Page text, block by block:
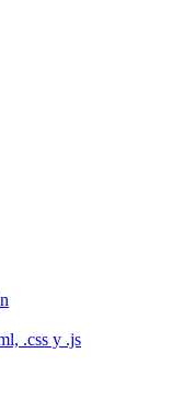
.css y .js